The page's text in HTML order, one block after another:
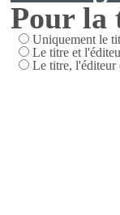
Pour la
Uniquement le
Le titre et
Le titre,